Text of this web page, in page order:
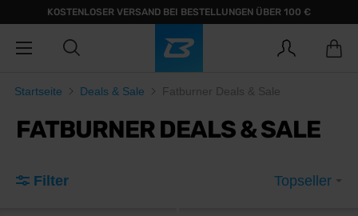
KOSTENLOSER VERSAND BEI BESTELLUNGEN ÜBER 100 €
Startseite Deals & Sale Fatburner Deals & Sale
FATBURNER DEALS & SALE
Filter Topseller